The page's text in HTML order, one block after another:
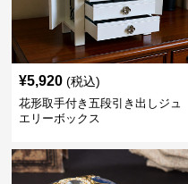
¥5,920 (税込)
花形取手付き五段引き出しジュ
エリーボックス